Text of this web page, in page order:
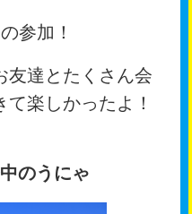
参加！
友達とたくさん会
楽しかったよ！
うにゃ